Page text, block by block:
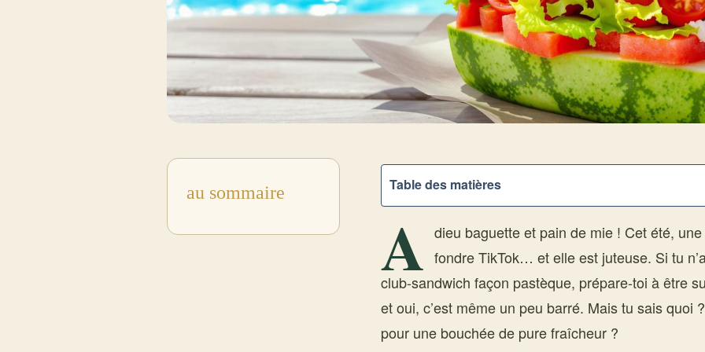
au sommaire Table des matières
A dieu baguette et pain de mie ! Cet été,
fondre TikTok… et elle est juteuse. Si tu
club-sandwich façon pastèque, prépare-toi à être
et oui, c’est même un peu barré. Mais tu sais quoi
pour une bouchée de pure fraîcheur ?